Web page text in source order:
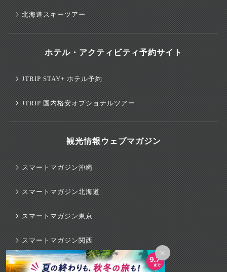
×
北海道スキーツアー
ホテル・アクティビティ予約サイト
JTRIP STAY+ ホテル予約
JTRIP 国内格安オプショナルツアー
観光情報ウェブマガジン
スマートマガジン沖縄
スマートマガジン北海道
スマートマガジン東京
スマートマガジン関西
スマートマガジンハワイ